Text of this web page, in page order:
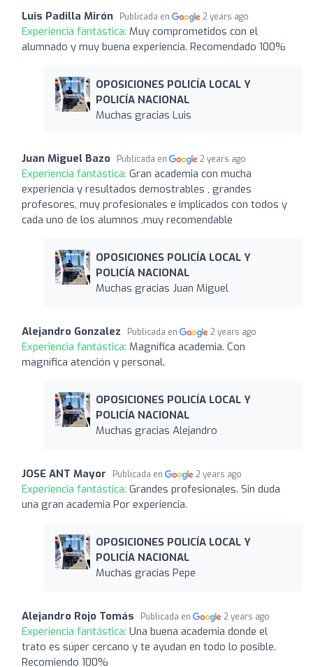
Luis Padilla Mirón Publicada en 2 years ago
Experiencia fantástica: Muy comprometidos con el
alumnado y muy buena experiencia. Recomendado 100%
OPOSICIONES POLICÍA LOCAL Y
POLICÍA NACIONAL
Muchas gracias Luis
Juan Miguel Bazo Publicada en 2 years ago
Experiencia fantástica: Gran academia con mucha
experiencia y resultados demostrables , grandes
profesores, muy profesionales e implicados con todos y
cada uno de los alumnos ,muy recomendable
OPOSICIONES POLICÍA LOCAL Y
POLICÍA NACIONAL
Muchas gracias Juan Miguel
Alejandro Gonzalez Publicada en 2 years ago
Experiencia fantástica: Magnífica academia. Con
magnífica atención y personal.
OPOSICIONES POLICÍA LOCAL Y
POLICÍA NACIONAL
Muchas gracias Alejandro
JOSE ANT Mayor Publicada en 2 years ago
Experiencia fantástica: Grandes profesionales. Sin duda
una gran academia Por experiencia.
OPOSICIONES POLICÍA LOCAL Y
POLICÍA NACIONAL
Muchas gracias Pepe
Alejandro Rojo Tomás Publicada en 2 years ago
Experiencia fantástica: Una buena academia donde el
trato es súper cercano y te ayudan en todo lo posible.
Recomiendo 100%